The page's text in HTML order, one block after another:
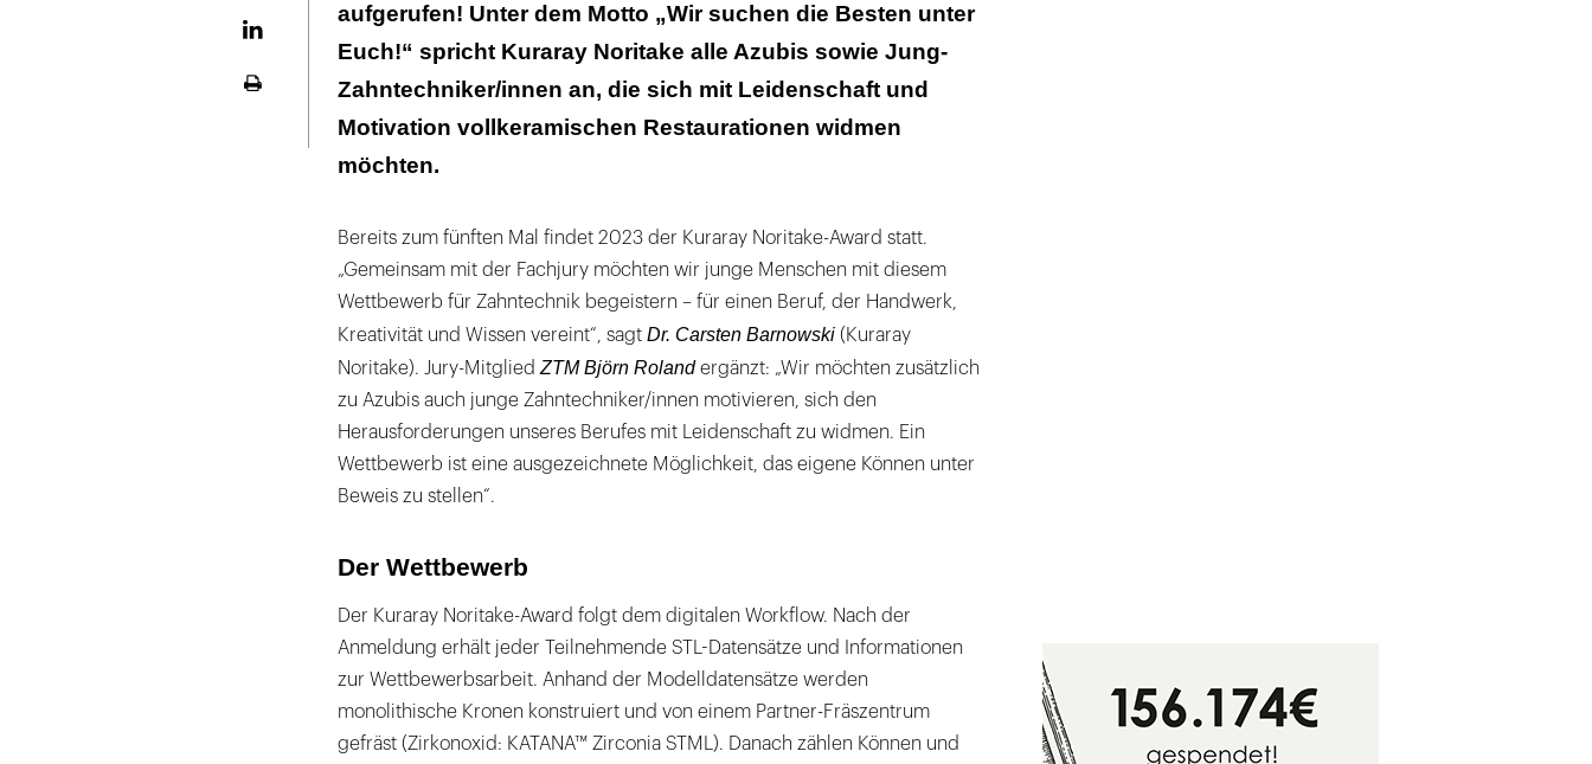
aufgerufen! Unter dem Motto „Wir suchen die Besten unter
Euch!“ spricht Kuraray Noritake alle Azubis sowie Jung-
Zahntechniker/innen an, die sich mit Leidenschaft und
Motivation vollkeramischen Restaurationen widmen
möchten.
Bereits zum fünften Mal findet 2023 der Kuraray Noritake-Award statt.
„Gemeinsam mit der Fachjury möchten wir junge Menschen mit diesem
Wettbewerb für Zahntechnik begeistern – für einen Beruf, der Handwerk,
Kreativität und Wissen vereint“, sagt Dr. Carsten Barnowski(Kuraray
Noritake). Jury-MitgliedZTM Björn Rolandergänzt: „Wir möchten zusätzlich
zu Azubis auch junge Zahntechniker/innen motivieren, sich den
Herausforderungen unseres Berufes mit Leidenschaft zu widmen. Ein
Wettbewerb ist eine ausgezeichnete Möglichkeit, das eigene Können unter
Beweis zu stellen“.
Der Wettbewerb
Der Kuraray Noritake-Award folgt dem digitalen Workflow. Nach der
Anmeldung erhält jeder Teilnehmende STL-Datensätze und Informationen
zur Wettbewerbsarbeit. Anhand der Modelldatensätze werden
monolithische Kronen konstruiert und von einem Partner-Fräszentrum
gefräst (Zirkonoxid: KATANA™ Zirconia STML). Danach zählen Können und